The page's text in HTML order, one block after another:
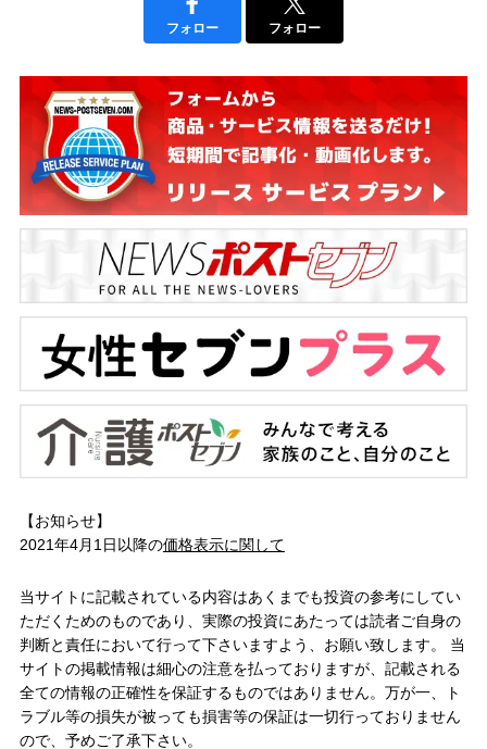
フォロー フォロー
【お知らせ】
2021年4月1日以降の価格表示に関して
当サイトに記載されている内容はあくまでも投資の参考にしてい
ただくためのものであり、実際の投資にあたっては読者ご自身の
判断と責任において行って下さいますよう、お願い致します。 当
サイトの掲載情報は細心の注意を払っておりますが、記載される
全ての情報の正確性を保証するものではありません。万が一、ト
ラブル等の損失が被っても損害等の保証は一切行っておりません
ので、予めご了承下さい。